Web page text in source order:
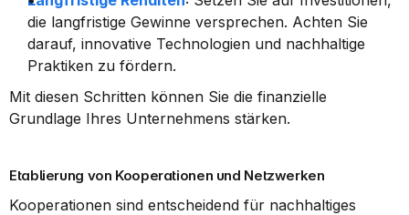
die langfristige Gewinne versprechen. Achten Sie
darauf, innovative Technologien und nachhaltige
Praktiken zu fördern.
Mit diesen Schritten können Sie die finanzielle
Grundlage Ihres Unternehmens stärken.
Etablierung von Kooperationen und Netzwerken
Kooperationen sind entscheidend für nachhaltiges